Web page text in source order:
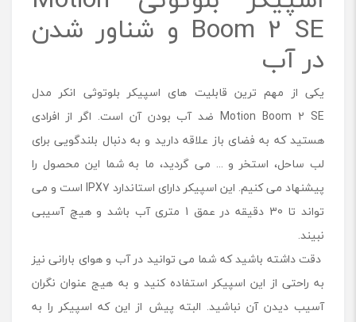
Boom 2 SE و شناور شدن
در آب
یکی از مهم ترین قابلیت های اسپیکر بلوتوثی انکر مدل
Motion Boom 2 SE ضد آب بودن آن است. اگر از افرادی
هستید که به فضای باز علاقه دارید و به دنبال بلندگویی برای
لب ساحل، استخر و ... می گردید، ما به شما این محصول را
پیشنهاد می کنیم. این اسپیکر دارای استاندارد IPX7 است و می
تواند تا 30 دقیقه در عمق 1 متری آب باشد و هیچ آسیبی
نبیند.
دقت داشته باشید که شما می توانید در آب و هوای بارانی نیز
به راحتی از این اسپیکر استفاده کنید و به هیج عنوان نگران
آسیب دیدن آن نباشید. البته پیش از این که اسپیکر را به